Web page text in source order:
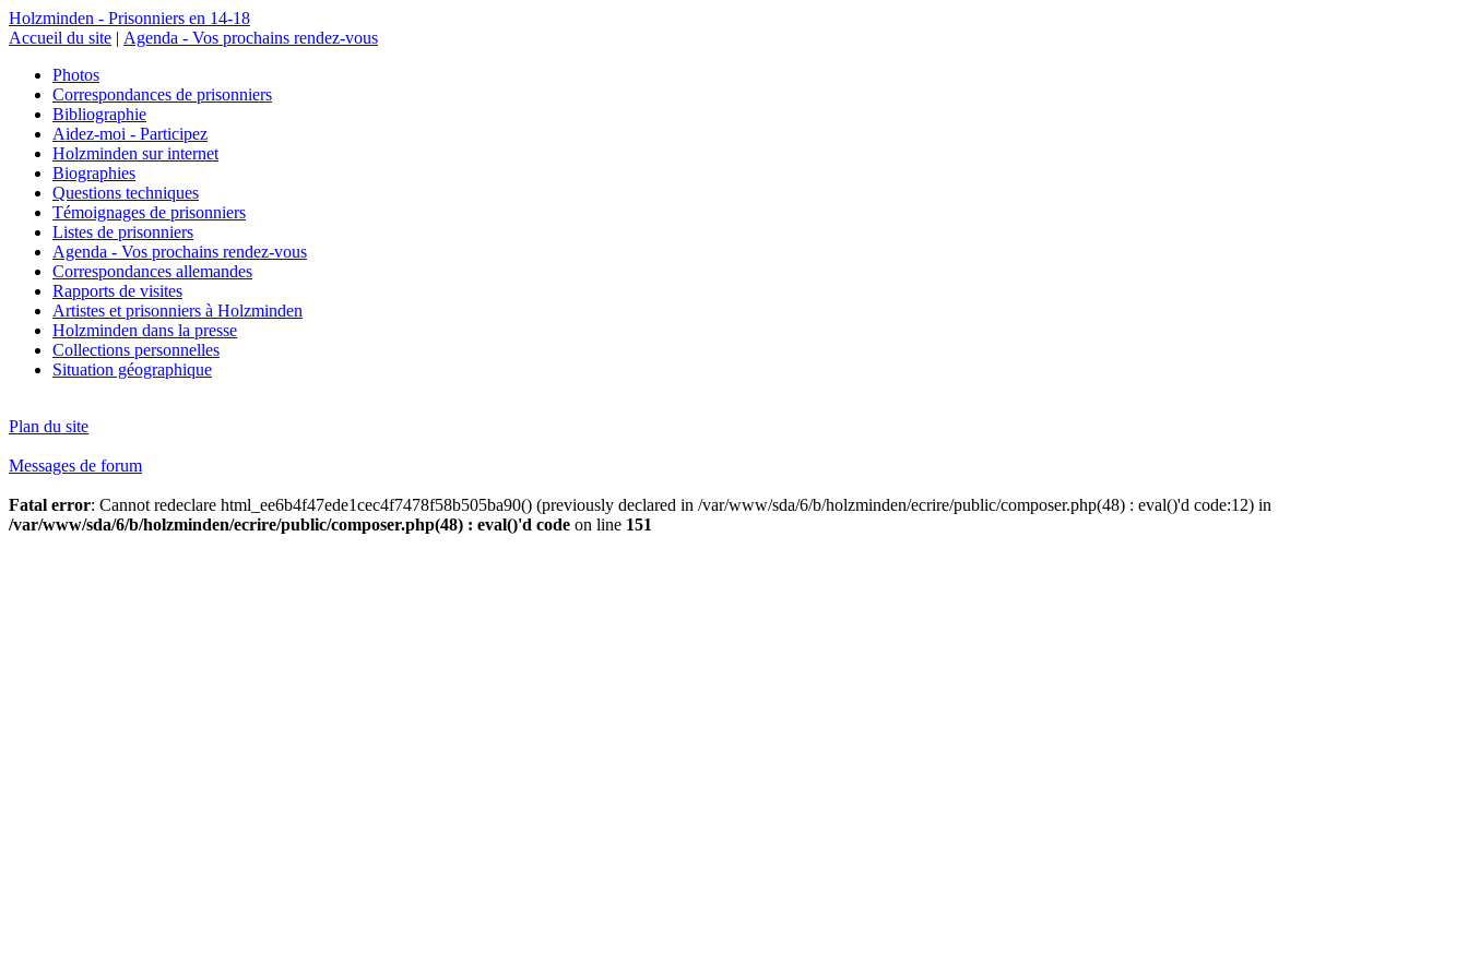
Holzminden - Prisonniers en 14-18
Accueil du site | Agenda - Vos prochains rendez-vous
Photos
Correspondances de prisonniers
Bibliographie
Aidez-moi - Participez
Holzminden sur internet
Biographies
Questions techniques
Témoignages de prisonniers
Listes de prisonniers
Agenda - Vos prochains rendez-vous
Correspondances allemandes
Rapports de visites
Artistes et prisonniers à Holzminden
Holzminden dans la presse
Collections personnelles
Situation géographique
Plan du site
Messages de forum
Fatal error: Cannot redeclare html_ee6b4f47ede1cec4f7478f58b505ba90() (previously declared in /var/www/sda/6/b/holzminden/ecrire/public/composer.php(48) : eval()'d code:12) in
/var/www/sda/6/b/holzminden/ecrire/public/composer.php(48) : eval()'d code on line 151